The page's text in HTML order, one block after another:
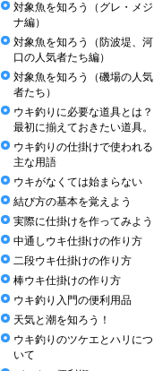
対象魚を知ろう（グレ・メジ
ナ編）
対象魚を知ろう（防波堤、河
口の人気者たち編）
対象魚を知ろう（磯場の人気
者たち）
ウキ釣りに必要な道具とは？
最初に揃えておきたい道具。
ウキ釣りの仕掛けで使われる
主な用語
ウキがなくては始まらない
結び方の基本を覚えよう
実際に仕掛けを作ってみよう
中通しウキ仕掛けの作り方
二段ウキ仕掛けの作り方
棒ウキ仕掛けの作り方
ウキ釣り入門の便利用品
天気と潮を知ろう！
ウキ釣りのツケエとハリにつ
いて